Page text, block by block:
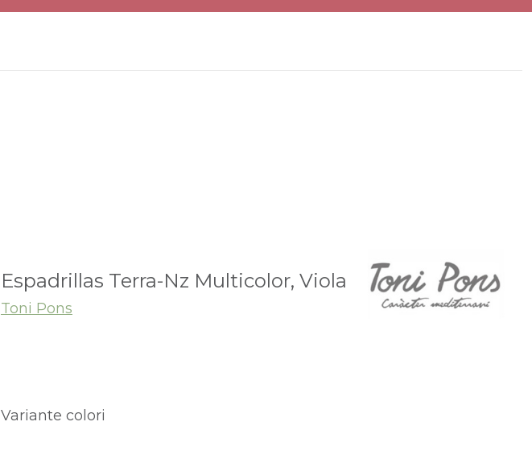
Espadrillas Terra-Nz Multicolor, Viola
Toni Pons
Variante colori